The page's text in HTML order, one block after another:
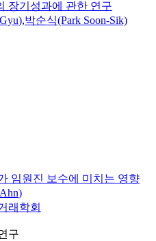
장기성과에 관한 연구
),박순식(Park Soon-Sik)
임원진 보수에 미치는 영향
Ahn)
래학회
구